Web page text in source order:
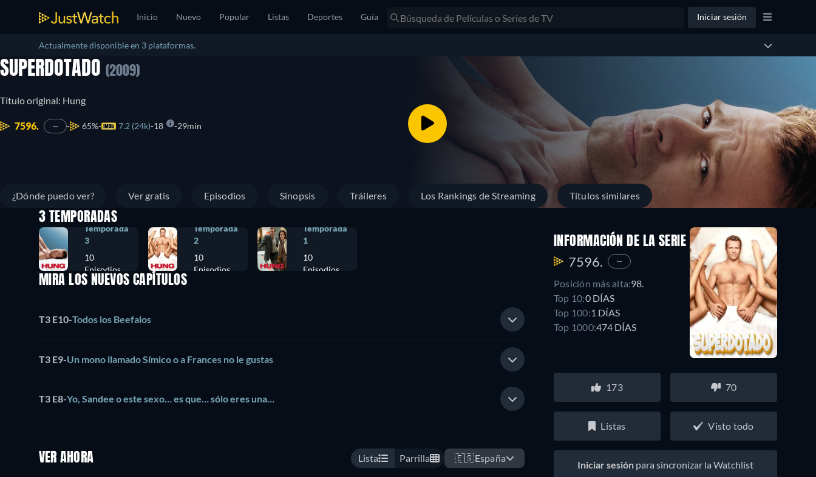
Inicio Nuevo Popular Listas Deportes Guía Iniciar sesión
Actualmente disponible en 3 plataformas.
SUPERDOTADO (2009)
Título original: Hung
7596. — 65% 7.2 (24k) 18 29min
¿Dónde puedo ver? Ver gratis Episodios Sinopsis Tráileres Los Rankings de Streaming Títulos similares
3 TEMPORADAS
Temporada
3
10
Episodios
Temporada
2
10
Episodios
Temporada
1
10
Episodios
MIRA LOS NUEVOS CAPÍTULOS
T3 E10-Todos los Beefalos
T3 E9-Un mono llamado Símico o a Frances no le gustas
T3 E8-Yo, Sandee o este sexo… es que… sólo eres una…
VER AHORA Lista Parrilla 🇪🇸España
INFORMACIÓN DE LA SERIE
7596. —
Posición más alta:98.
Top 10:0 DÍAS
Top 100:1 DÍAS
Top 1000:474 DÍAS
173 70
Listas Visto todo
Iniciar sesión para sincronizar la Watchlist